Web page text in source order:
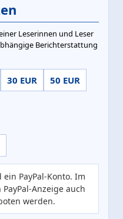
Leserinnen und Leser
Berichterstattung
30 EUR
50 EUR
PayPal-Konto. Im
Anzeige auch
werden.